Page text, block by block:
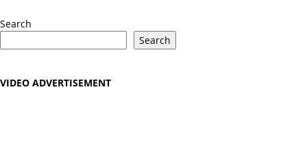
Search
Search
VIDEO ADVERTISEMENT